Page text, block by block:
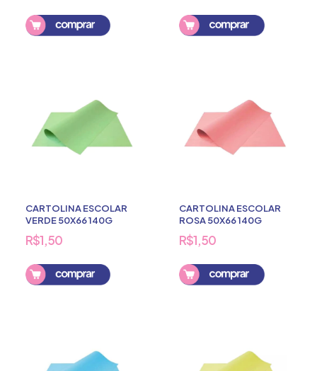
Comprar Comprar
CARTOLINA ESCOLAR
VERDE 50X66 140G
R$1,50
CARTOLINA ESCOLAR
ROSA 50X66 140G
R$1,50